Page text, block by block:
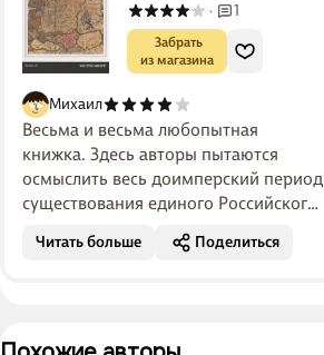
· 1
Забрать
из магазина
Михаил
Весьма и весьма любопытная
книжка. Здесь авторы пытаются
осмыслить весь доимперский период
существования единого Российского
государства. В этом деле они порой
поднимаются до уровня настоящей
Читать больше Поделиться